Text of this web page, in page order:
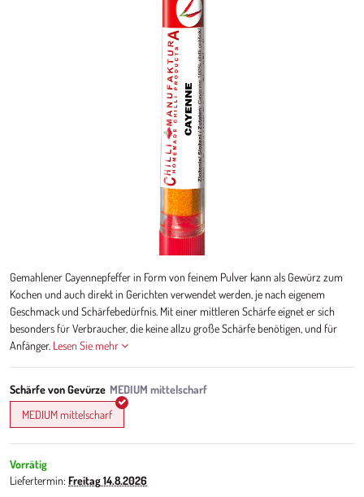
Gemahlener Cayennepfeffer in Form von feinem Pulver kann als Gewürz zum
Kochen und auch direkt in Gerichten verwendet werden, je nach eigenem
Geschmack und Schärfebedürfnis. Mit einer mittleren Schärfe eignet er sich
besonders für Verbraucher, die keine allzu große Schärfe benötigen, und für
Anfänger. Lesen Sie mehr
Schärfe von Gevürze
MEDIUM mittelscharf
Vorrätig
Liefertermin: Freitag14.8.2026